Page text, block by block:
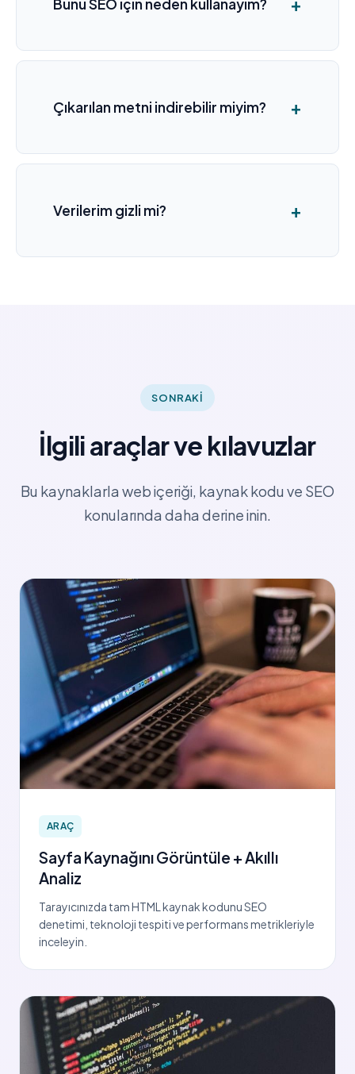
Bunu SEO için neden kullanayım?
Çıkarılan metni indirebilir miyim?
Verilerim gizli mi?
SONRAKI
İlgili araçlar ve kılavuzlar
Bu kaynaklarla web içeriği, kaynak kodu ve SEO
konularında daha derine inin.
ARAÇ
Sayfa Kaynağını Görüntüle + Akıllı
Analiz
Tarayıcınızda tam HTML kaynak kodunu SEO
denetimi, teknoloji tespiti ve performans metrikleriyle
inceleyin.